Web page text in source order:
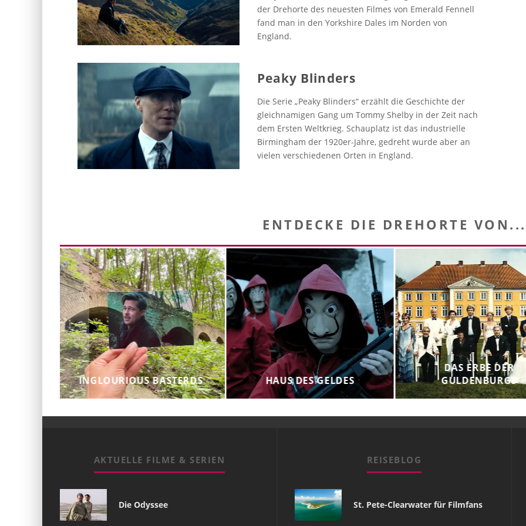
der Drehorte des neuesten Filmes von Emerald Fennell
fand man in den Yorkshire Dales im Norden von
England.
Peaky Blinders
Die Serie „Peaky Blinders“ erzählt die Geschichte der
gleichnamigen Gang um Tommy Shelby in der Zeit nach
dem Ersten Weltkrieg. Schauplatz ist das industrielle
Birmingham der 1920er-Jahre, gedreht wurde aber an
vielen verschiedenen Orten in England.
ENTDECKE DIE DREHORTE VON...
INGLOURIOUS BASTERDS HAUS DES GELDES
DAS ERBE DER
GULDENBURGS
AKTUELLE FILME & SERIEN
Die Odyssee
REISEBLOG
St. Pete-Clearwater für Filmfans